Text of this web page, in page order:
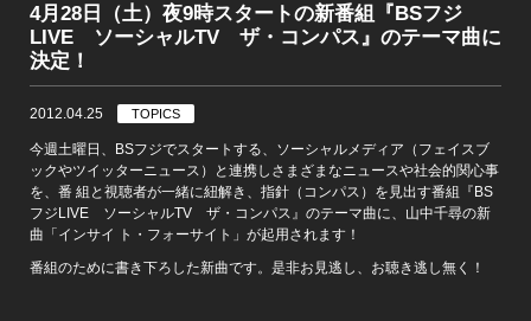
4月28日（土）夜9時スタートの新番組『BSフジ
LIVE ソーシャルTV ザ・コンパス』のテーマ曲に
決定！
2012.04.25 TOPICS
今週土曜日、BSフジでスタートする、ソーシャルメディア（フェイスブ
ックやツイッターニュース）と連携しさまざまなニュースや社会的関心事
を、番 組と視聴者が一緒に紐解き、指針（コンパス）を見出す番組『BS
フジLIVE ソーシャルTV ザ・コンパス』のテーマ曲に、山中千尋の新
曲「インサイ ト・フォーサイト」が起用されます！
番組のために書き下ろした新曲です。是非お見逃し、お聴き逃し無く！